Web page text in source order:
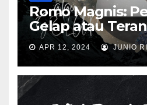
Romo Magnis:
Gelap atau
APR 12, 2024 JUNIO